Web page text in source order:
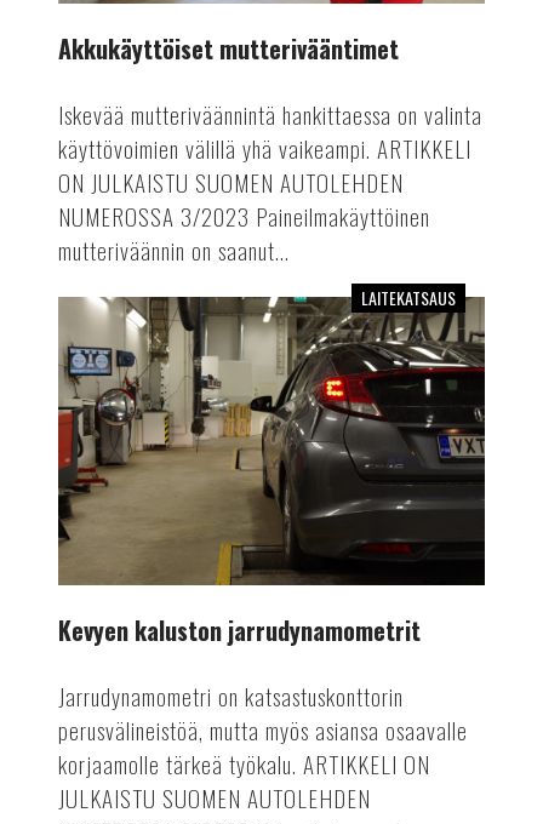
Akkukäyttöiset mutterivääntimet
Iskevää mutteriväännintä hankittaessa on valinta
käyttövoimien välillä yhä vaikeampi. ARTIKKELI
ON JULKAISTU SUOMEN AUTOLEHDEN
NUMEROSSA 3/2023 Paineilmakäyttöinen
mutteriväännin on saanut...
Kevyen
kaluston
jarrudynamometrit
LAITEKATSAUS
Kevyen kaluston jarrudynamometrit
Jarrudynamometri on katsastuskonttorin
perusvälineistöä, mutta myös asiansa osaavalle
korjaamolle tärkeä työkalu. ARTIKKELI ON
JULKAISTU SUOMEN AUTOLEHDEN